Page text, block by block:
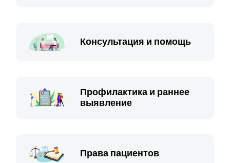
Консультация и помощь
Профилактика и раннее
выявление
Права пациентов